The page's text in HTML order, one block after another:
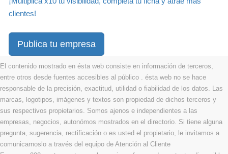
clientes!
Publica tu empresa
El contenido mostrado en ésta web consiste en información de terceros,
entre otros desde fuentes accesibles al público . ésta web no se hace
responsable de la precisión, exactitud, utilidad o fiabilidad de los datos. Las
marcas, logotipos, imágenes y textos son propiedad de dichos terceros y
sus respectivos propietarios. Somos ajenos e independientes a las
empresas, negocios, autonómos mostrados en el directorio. Si tiene alguna
pregunta, sugerencia, rectificación o es usted el propietario, le invitamos a
comunicarnoslo a través del equipo de Atención al Cliente